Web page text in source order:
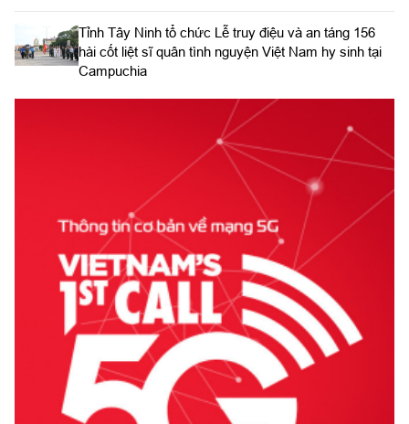
​Tỉnh Tây Ninh tổ chức Lễ truy điệu và an táng 156
hài cốt liệt sĩ quân tình nguyện Việt Nam hy sinh tại
Campuchia